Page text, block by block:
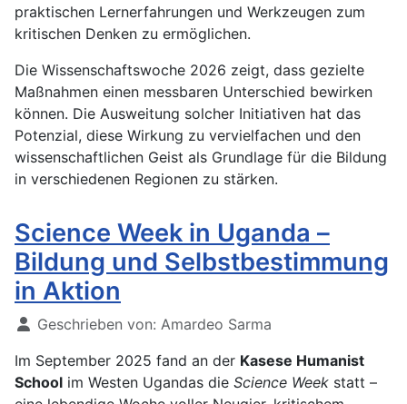
praktischen Lernerfahrungen und Werkzeugen zum
kritischen Denken zu ermöglichen.
Die Wissenschaftswoche 2026 zeigt, dass gezielte
Maßnahmen einen messbaren Unterschied bewirken
können. Die Ausweitung solcher Initiativen hat das
Potenzial, diese Wirkung zu vervielfachen und den
wissenschaftlichen Geist als Grundlage für die Bildung
in verschiedenen Regionen zu stärken.
Science Week in Uganda –
Bildung und Selbstbestimmung
in Aktion
Geschrieben von: Amardeo Sarma
Im September 2025 fand an der Kasese Humanist
School im Westen Ugandas die Science Week statt –